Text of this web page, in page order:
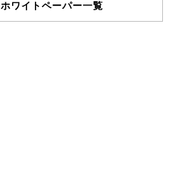
ホワイトペーパー一覧